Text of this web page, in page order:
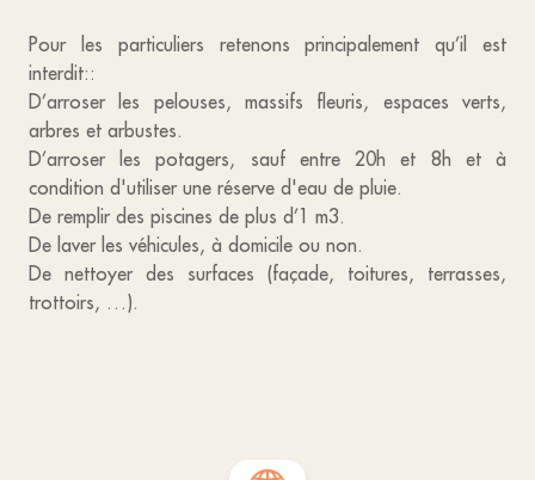
Pour les particuliers retenons principalement qu’il est
interdit::
D’arroser les pelouses, massifs fleuris, espaces verts,
arbres et arbustes.
D’arroser les potagers, sauf entre 20h et 8h et à
condition d'utiliser une réserve d'eau de pluie.
De remplir des piscines de plus d’1 m3.
De laver les véhicules, à domicile ou non.
De nettoyer des surfaces (façade, toitures, terrasses,
trottoirs, …).